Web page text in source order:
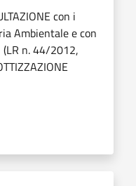
con i
Ambientale e con
n. 44/2012,